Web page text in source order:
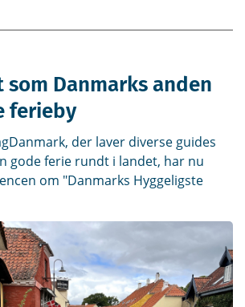
Danmarks anden
ferieby
der laver diverse guides
gode ferie rundt i landet, har nu
om "Danmarks Hyggeligste